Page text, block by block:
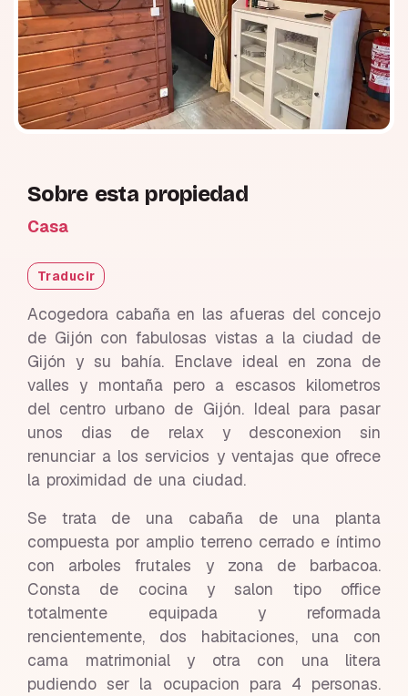
Sobre esta propiedad
Casa
Traducir
Acogedora cabaña en las afueras del concejo
de Gijón con fabulosas vistas a la ciudad de
Gijón y su bahía. Enclave ideal en zona de
valles y montaña pero a escasos kilometros
del centro urbano de Gijón. Ideal para pasar
unos dias de relax y desconexion sin
renunciar a los servicios y ventajas que ofrece
la proximidad de una ciudad.
Se trata de una cabaña de una planta
compuesta por amplio terreno cerrado e íntimo
con arboles frutales y zona de barbacoa.
Consta de cocina y salon tipo office
totalmente equipada y reformada
rencientemente, dos habitaciones, una con
cama matrimonial y otra con una litera
pudiendo ser la ocupacion para 4 personas.